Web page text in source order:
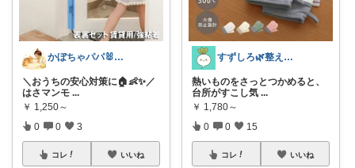
かぼちゃパパ🐰経由購入感謝です♪
＼おうちの安心対策に🏠👶✨／
はさマンモ ...
￥ 1,250～
0 0 3
コレ いいね
すずしろ🌿整えながら、ゆるく暮らす
熱いものをさっとつかめると、
台所がすこし気 ...
￥ 1,780～
0 0 15
コレ いいね